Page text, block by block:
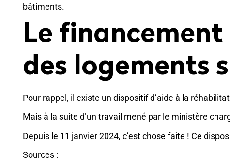
bâtiments.
Le
des logements
Pour rappel, il existe un dispositif d’aide à la
Mais à la suite d’un travail mené par le ministère
Depuis le 11 janvier 2024, c’est chose faite ! Ce
Sources :